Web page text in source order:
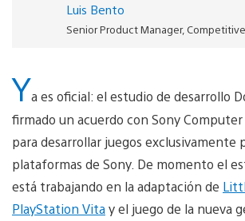
Luis Bento
Senior Product Manager, Competitive
Ya es oficial: el estudio de desarrollo
firmado un acuerdo con Sony
para desarrollar juegos exclusivamente
plataformas de Sony. De momento el
está trabajando en la adaptación de
PlayStation Vitay el juego de la nueva